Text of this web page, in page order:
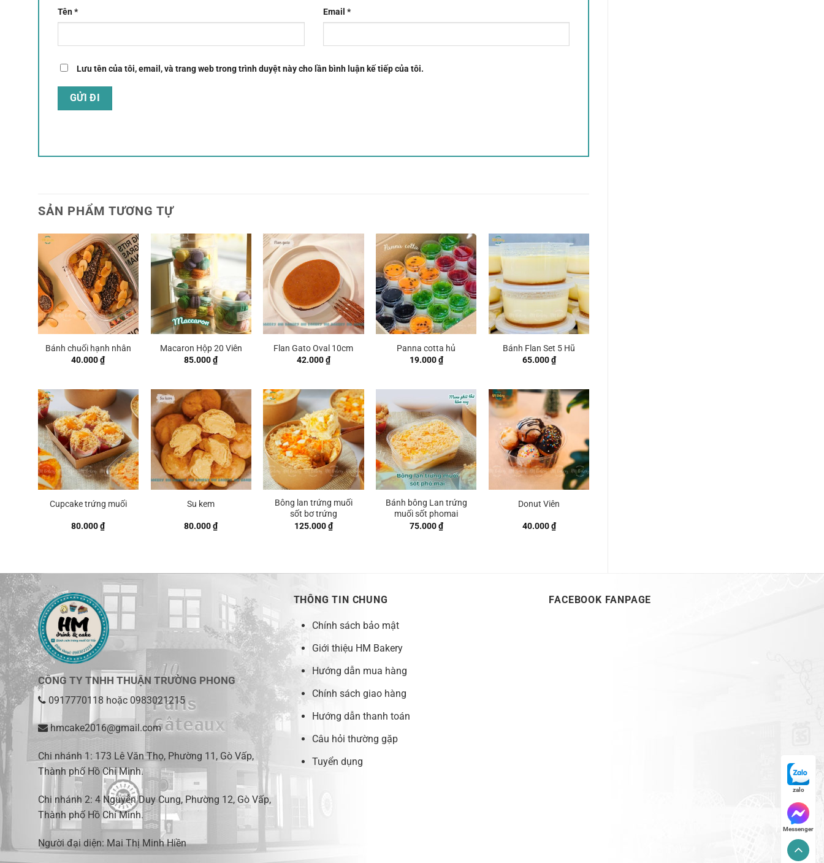
Tên* Email *
Lưu tên của tôi, email, và trang web trong trình duyệt này cho lần bình luận kế tiếp của tôi.
SẢN PHẨM TƯƠNG TỰ
Bánh chuối hạnh nhân
40.000₫
Macaron Hộp 20 Viên
85.000₫
Flan Gato Oval 10cm
42.000₫
Panna cotta hủ
19.000₫
Bánh Flan Set 5 Hũ
65.000₫
Cupcake trứng muối
80.000₫
Su kem
80.000₫
Bông lan trứng muối
sốt bơ trứng
125.000₫
Bánh bông Lan trứng
muối sốt phomai
75.000₫
Donut Viên
40.000₫
CÔNG TY TNHH THUẬN TRƯỜNG PHONG
0917770118 hoặc 0983021215
hmcake2016@gmail.com
Chi nhánh 1: 173 Lê Văn Thọ, Phường 11, Gò Vấp,
Thành phố Hồ Chí Minh.
Chi nhánh 2: 4 Nguyễn Duy Cung, Phường 12, Gò Vấp,
Thành phố Hồ Chí Minh.
Người đại diện: Mai Thị Minh Hiền
THÔNG TIN CHUNG
Chính sách bảo mật
Giới thiệu HM Bakery
Hướng dẫn mua hàng
Chính sách giao hàng
Hướng dẫn thanh toán
Câu hỏi thường gặp
Tuyển dụng
FACEBOOK FANPAGE
zalo
Messenger